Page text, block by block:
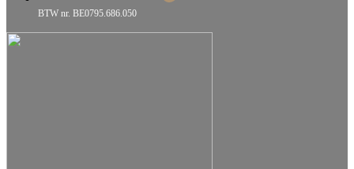
BTW nr. BE0795.686.050